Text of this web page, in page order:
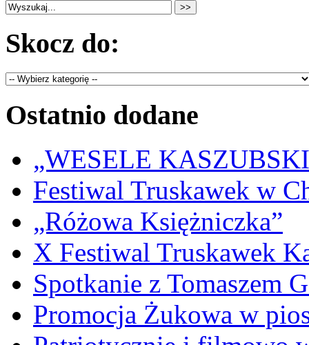
Skocz do:
Ostatnio dodane
„WESELE
Festiwal Truskawek w
„Różowa Księżniczka”
X Festiwal Truskawek
Spotkanie z Tomaszem
Promocja Żukowa w